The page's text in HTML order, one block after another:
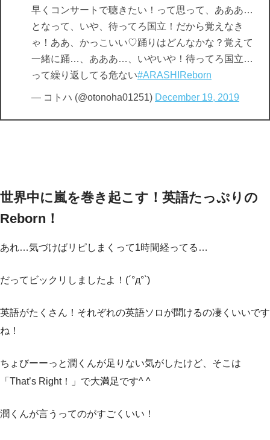
早くコンサートで聴きたい！って思って、あああ…
となって、いや、待ってろ国立！だから覚えなき
ゃ！ああ、かっこいい♡踊りはどんなかな？覚えて
一緒に踊…、あああ…、いやいや！待ってろ国立…
って繰り返してる危ない#ARASHIReborn
— コトハ (@otonoha01251) December 19, 2019
世界中に嵐を巻き起こす！英語たっぷりの
Reborn！
あれ…気づけばリピしまくって1時間経ってる…
だってビックリしましたよ！(´°д°`)
英語がたくさん！それぞれの英語ソロが聞けるの凄くいいです
ね！
ちょびーーっと潤くんが足りない気がしたけど、そこは
「That’s Right！」で大満足です^ ^
潤くんが言うってのがすごくいい！